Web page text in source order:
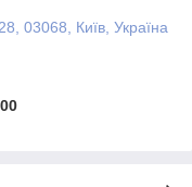
03068, Київ, Україна